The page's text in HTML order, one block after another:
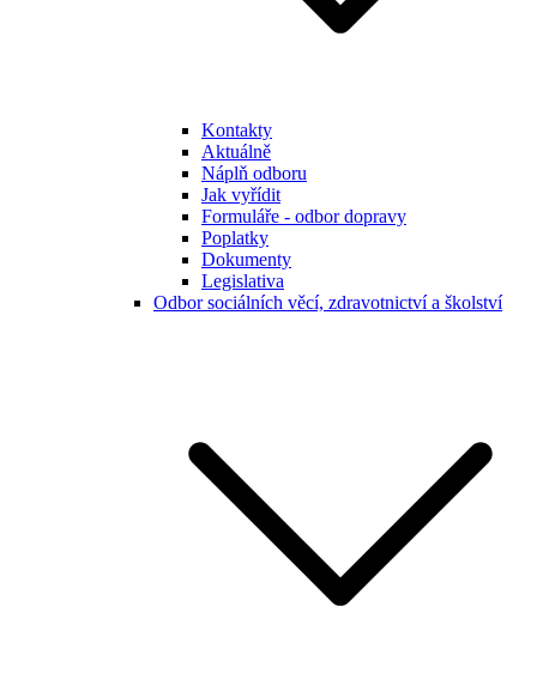
Kontakty
Aktuálně
Náplň odboru
Jak vyřídit
Formuláře - odbor dopravy
Poplatky
Dokumenty
Legislativa
Odbor sociálních věcí, zdravotnictví a školství